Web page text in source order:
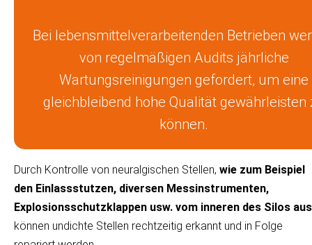
Bei lebensmittelverarbeitenden Betrieben
von regelmäßigen Audits jährliche
Wartungsreinigungen gefordert, um eine
gleichbleibend hohe Qualität gewährleisten
können.
Durch Kontrolle von neuralgischen Stellen, wie zum Beispiel
den Einlassstutzen, diversen Messinstrumenten,
Explosionsschutzklappen usw. vom inneren des Silos aus
können undichte Stellen rechtzeitig erkannt und in Folge